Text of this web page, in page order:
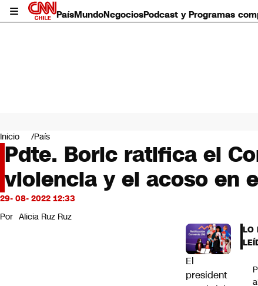
PaísMundoNegociosPodcast y Programas
Mundo
Negocios
Deportes
Programas completos
Cultura
Servicios
Bits
CNN Data
Inicio País
Pdte. Boric ratifica el
violencia y el acoso en
29- 08- 2022 12:33
Por Alicia Ruz Ruz
El
president
LO